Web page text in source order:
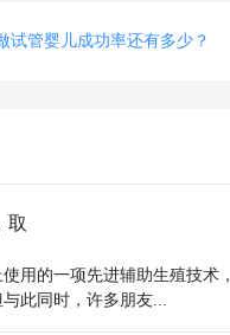
试管婴儿成功率还有多少？
取
用的一项先进辅助生殖技
此同时，许多朋友...